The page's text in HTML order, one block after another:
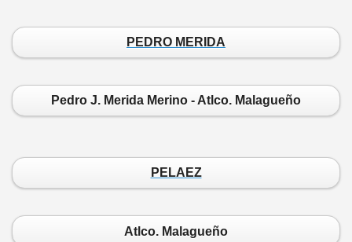
PEDRO MERIDA
Pedro J. Merida Merino - Atlco. Malagueño
PELAEZ
Atlco. Malagueño